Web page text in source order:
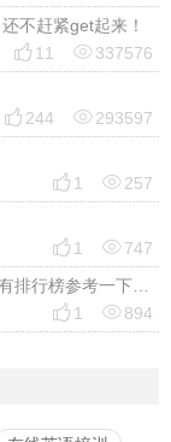
不赶紧get起来！
 11 337576
 244 293597
 1 257
 1 747
有人知道外贸英语口语培训机构哪家好吗？有没有排行榜参考一下？最好说下费用
 1 894